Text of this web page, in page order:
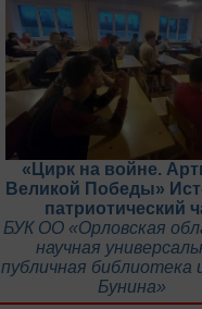
«Цирк на войне.
Великой Победы»
патриотический
БУК ОО «Орловская
научная
публичная библиотека
Бунина»